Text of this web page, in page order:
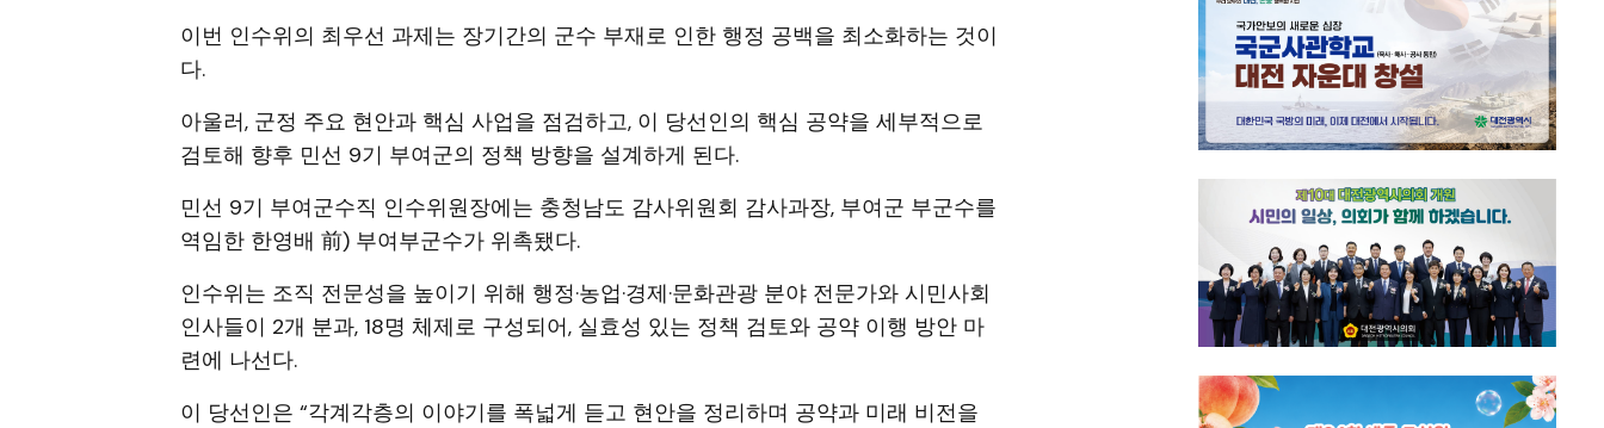
이번 인수위의 최우선 과제는 장기간의 군수 부재로 인한 행정 공백을 최소화하는 것이
다.
아울러, 군정 주요 현안과 핵심 사업을 점검하고, 이 당선인의 핵심 공약을 세부적으로
검토해 향후 민선 9기 부여군의 정책 방향을 설계하게 된다.
민선 9기 부여군수직 인수위원장에는 충청남도 감사위원회 감사과장, 부여군 부군수를
역임한 한영배 前) 부여부군수가 위촉됐다.
인수위는 조직 전문성을 높이기 위해 행정·농업·경제·문화관광 분야 전문가와 시민사회
인사들이 2개 분과, 18명 체제로 구성되어, 실효성 있는 정책 검토와 공약 이행 방안 마
련에 나선다.
이 당선인은 “각계각층의 이야기를 폭넓게 듣고 현안을 정리하며 공약과 미래 비전을